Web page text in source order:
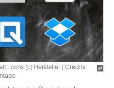
Icons (c) Hersteller| Credits: